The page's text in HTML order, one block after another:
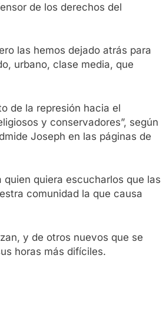
de los derechos del
las hemos dejado atrás para
urbano, clase media, que
de la represión hacia el
y conservadores”, según
Joseph en las páginas de
quiera escucharlos que las
comunidad la que causa
y de otros nuevos que se
horas más difíciles.